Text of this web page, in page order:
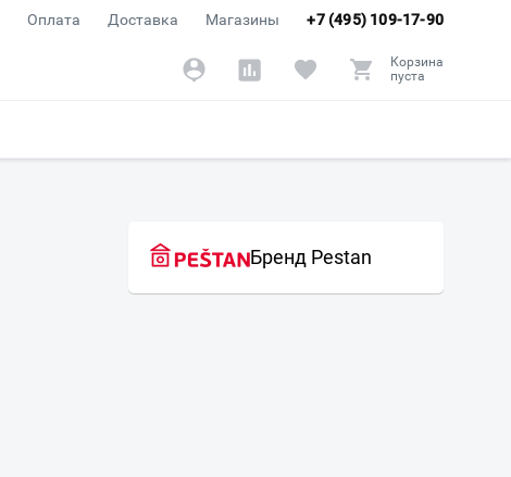
+7 (495) 109-17-90
Оплата Доставка Магазины
Корзина
пуста
Бренд Pestan